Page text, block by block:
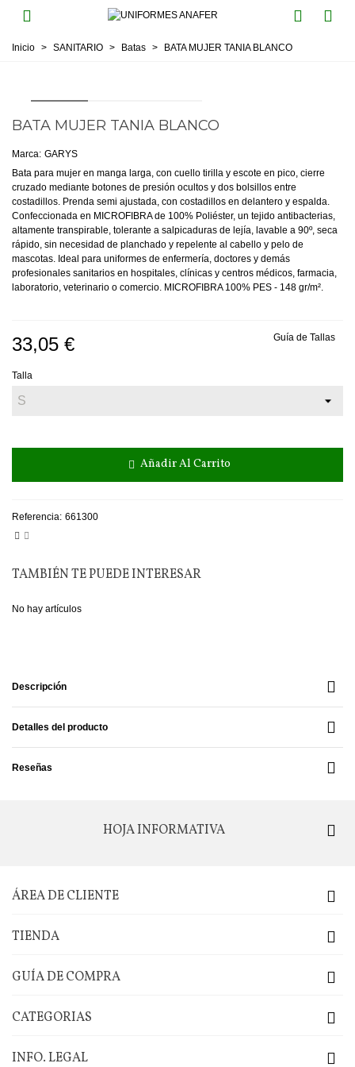
Inicio > SANITARIO > Batas > BATA MUJER TANIA BLANCO
BATA MUJER TANIA BLANCO
Marca: GARYS
Bata para mujer en manga larga, con cuello tirilla y escote en pico, cierre
cruzado mediante botones de presión ocultos y dos bolsillos entre
costadillos. Prenda semi ajustada, con costadillos en delantero y espalda.
Confeccionada en MICROFIBRA de 100% Poliéster, un tejido antibacterias,
altamente transpirable, tolerante a salpicaduras de lejía, lavable a 90º, seca
rápido, sin necesidad de planchado y repelente al cabello y pelo de
mascotas. Ideal para uniformes de enfermería, doctores y demás
profesionales sanitarios en hospitales, clínicas y centros médicos, farmacia,
laboratorio, veterinario o comercio. MICROFIBRA 100% PES - 148 gr/m².
33,05 € Guía de Tallas
Talla
Añadir Al Carrito
Referencia: 661300
TAMBIÉN TE PUEDE INTERESAR
No hay artículos
Descripción
Detalles del producto
Reseñas
HOJA INFORMATIVA
ÁREA DE CLIENTE
TIENDA
GUÍA DE COMPRA
CATEGORIAS
INFO. LEGAL